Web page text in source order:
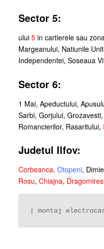
Sector 5:
ului 5 in cartierele sau
Margeanului, Natiunile
Independentei, Soseaua
Sector 6:
1 Mai, Apeductului,
Sarbi, Gorjului,
Romancierilor, Rasaritului,
Judetul Ilfov:
Corbeanca, Otopeni,
Rosu, Chiajna,
| montaj